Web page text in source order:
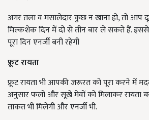
अगर तला व मसालेदार कुछ न खाना हो, तो
मिल्कशेक दिन में दो से तीन बार ले सकते हैं.
पूरा दिन एनर्जी बनी रहेगी
फ्रूटरायता
फ्रूट रायता भी आपकी जरूरत को पूरा करने में
अनुसार फलों और सूखे मेवों को मिलाकर रायता
ताकत भी मिलेगी और एनर्जी भी.